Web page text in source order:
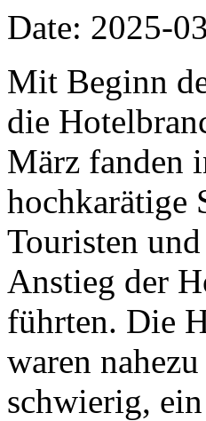
Date: 2025-
Mit Beginn
die
März fanden
hochkarätige
Touristen
Anstieg der
führten. Die
waren
schwierig,